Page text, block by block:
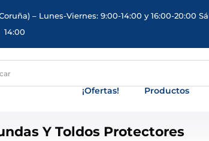
– Lunes-Viernes: 9:00-14:00 y 16:00-20:00
14:00
¡Ofertas! Productos
Y Toldos Protectores